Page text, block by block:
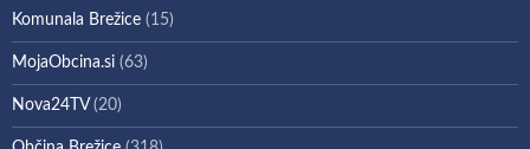
Komunala Brežice (15)
MojaObcina.si (63)
Nova24TV(20)